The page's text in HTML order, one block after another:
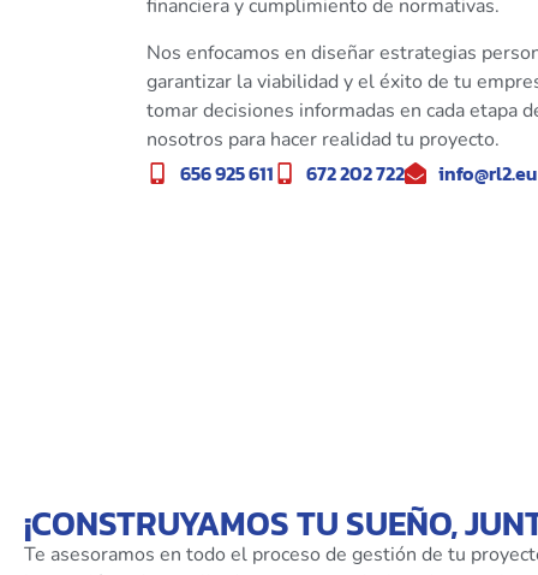
financiera y cumplimiento de normativas.
Nos enfocamos en diseñar estrategias
garantizar la viabilidad y el éxito de tu
tomar decisiones informadas en cada etapa
nosotros para hacer realidad tu proyecto.
656 925 611 672 202 722 info@rl2.eu
¡CONSTRUYAMOS TU SUEÑO,
Te asesoramos en todo el proceso de gestión de tu